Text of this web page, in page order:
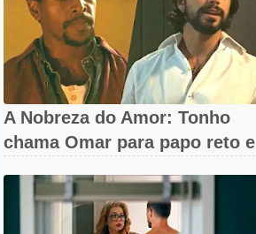
A Nobreza do Amor: Tonho
chama Omar para papo reto e